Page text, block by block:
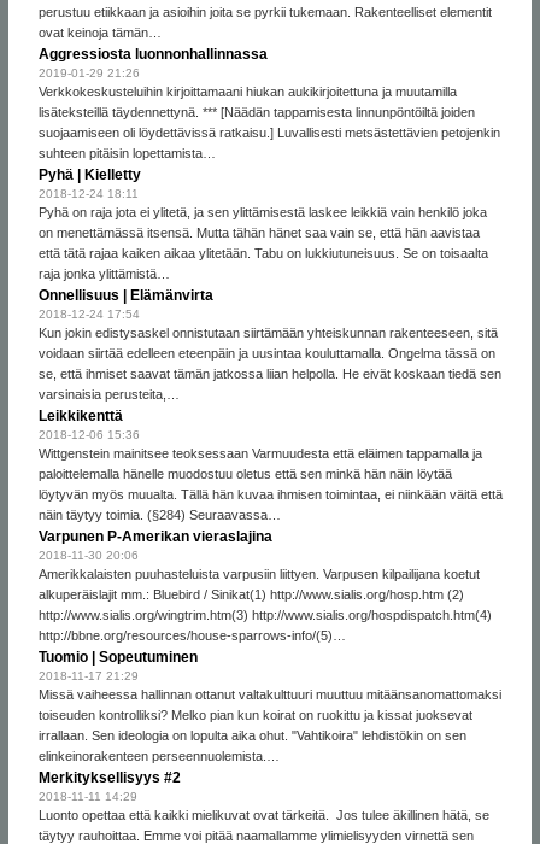
perustuu etiikkaan ja asioihin joita se pyrkii tukemaan. Rakenteelliset elementit
ovat keinoja tämän…
Aggressiosta luonnonhallinnassa
2019-01-29 21:26
Verkkokeskusteluihin kirjoittamaani hiukan aukikirjoitettuna ja muutamilla
lisäteksteillä täydennettynä. *** [Näädän tappamisesta linnunpöntöiltä joiden
suojaamiseen oli löydettävissä ratkaisu.] Luvallisesti metsästettävien petojenkin
suhteen pitäisin lopettamista…
Pyhä | Kielletty
2018-12-24 18:11
Pyhä on raja jota ei ylitetä, ja sen ylittämisestä laskee leikkiä vain henkilö joka
on menettämässä itsensä. Mutta tähän hänet saa vain se, että hän aavistaa
että tätä rajaa kaiken aikaa ylitetään. Tabu on lukkiutuneisuus. Se on toisaalta
raja jonka ylittämistä…
Onnellisuus | Elämänvirta
2018-12-24 17:54
Kun jokin edistysaskel onnistutaan siirtämään yhteiskunnan rakenteeseen, sitä
voidaan siirtää edelleen eteenpäin ja uusintaa kouluttamalla. Ongelma tässä on
se, että ihmiset saavat tämän jatkossa liian helpolla. He eivät koskaan tiedä sen
varsinaisia perusteita,…
Leikkikenttä
2018-12-06 15:36
Wittgenstein mainitsee teoksessaan Varmuudesta että eläimen tappamalla ja
paloittelemalla hänelle muodostuu oletus että sen minkä hän näin löytää
löytyvän myös muualta. Tällä hän kuvaa ihmisen toimintaa, ei niinkään väitä että
näin täytyy toimia. (§284) Seuraavassa…
Varpunen P-Amerikan vieraslajina
2018-11-30 20:06
Amerikkalaisten puuhasteluista varpusiin liittyen. Varpusen kilpailijana koetut
alkuperäislajit mm.: Bluebird / Sinikat(1) http://www.sialis.org/hosp.htm (2)
http://www.sialis.org/wingtrim.htm(3) http://www.sialis.org/hospdispatch.htm(4)
http://bbne.org/resources/house-sparrows-info/(5)…
Tuomio | Sopeutuminen
2018-11-17 21:29
Missä vaiheessa hallinnan ottanut valtakulttuuri muuttuu mitäänsanomattomaksi
toiseuden kontrolliksi? Melko pian kun koirat on ruokittu ja kissat juoksevat
irrallaan. Sen ideologia on lopulta aika ohut. "Vahtikoira" lehdistökin on sen
elinkeinorakenteen perseennuolemista.…
Merkityksellisyys #2
2018-11-11 14:29
Luonto opettaa että kaikki mielikuvat ovat tärkeitä. Jos tulee äkillinen hätä, se
täytyy rauhoittaa. Emme voi pitää naamallamme ylimielisyyden virnettä sen